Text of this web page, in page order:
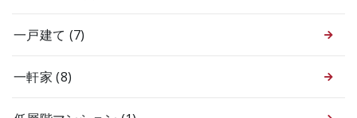
一戸建て (7)
一軒家(8)